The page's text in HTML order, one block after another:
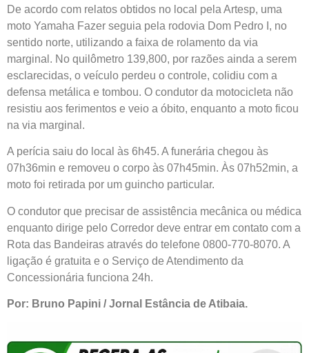
De acordo com relatos obtidos no local pela Artesp, uma
moto Yamaha Fazer seguia pela rodovia Dom Pedro I, no
sentido norte, utilizando a faixa de rolamento da via
marginal. No quilômetro 139,800, por razões ainda a serem
esclarecidas, o veículo perdeu o controle, colidiu com a
defensa metálica e tombou. O condutor da motocicleta não
resistiu aos ferimentos e veio a óbito, enquanto a moto ficou
na via marginal.
A perícia saiu do local às 6h45. A funerária chegou às
07h36min e removeu o corpo às 07h45min. Às 07h52min, a
moto foi retirada por um guincho particular.
O condutor que precisar de assistência mecânica ou médica
enquanto dirige pelo Corredor deve entrar em contato com a
Rota das Bandeiras através do telefone 0800-770-8070. A
ligação é gratuita e o Serviço de Atendimento da
Concessionária funciona 24h.
Por: Bruno Papini / Jornal Estância de Atibaia.